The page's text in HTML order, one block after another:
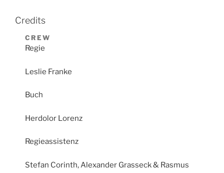
Credits
CREW
Regie
Leslie Franke
Buch
Herdolor Lorenz
Regieassistenz
Stefan Corinth, Alexander Grasseck & Rasmus